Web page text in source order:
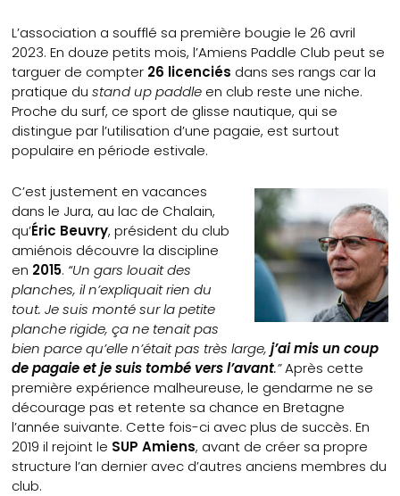
L’association a soufflé sa première bougie le 26 avril
2023. En douze petits mois, l’Amiens Paddle Club peut se
targuer de compter 26 licenciés dans ses rangs car la
pratique dustand up paddle en club reste une niche.
Proche du surf, ce sport de glisse nautique, qui se
distingue par l’utilisation d’une pagaie, est surtout
populaire en période estivale.
C’est justement en vacances
dans le Jura, au lac de Chalain,
qu’Éric Beuvry, président du club
amiénois découvre la discipline
en 2015. “Un gars louait des
planches, il n’expliquait rien du
tout. Je suis monté sur la petite
planche rigide, ça ne tenait pas
bien parce qu’elle n’était pas très large,j’ai mis un coup
de pagaie et je suis tombé vers l’avant.”Après cette
première expérience malheureuse, le gendarme ne se
décourage pas et retente sa chance en Bretagne
l’année suivante. Cette fois-ci avec plus de succès. En
2019 il rejoint le SUP Amiens, avant de créer sa propre
structure l’an dernier avec d’autres anciens membres du
club.